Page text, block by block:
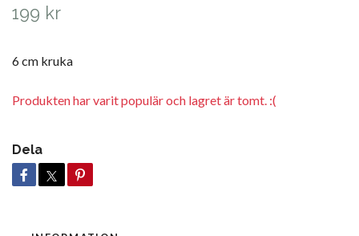
199 kr
6 cm kruka
Produkten har varit populär och lagret är tomt. :(
Dela